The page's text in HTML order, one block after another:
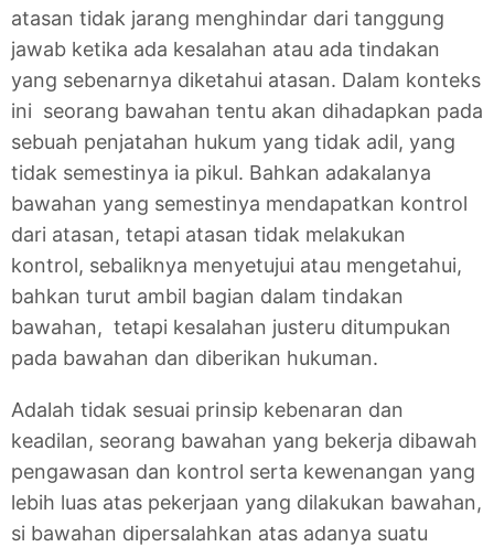
atasan tidak jarang menghindar dari tanggung
jawab ketika ada kesalahan atau ada tindakan
yang sebenarnya diketahui atasan. Dalam konteks
ini seorang bawahan tentu akan dihadapkan pada
sebuah penjatahan hukum yang tidak adil, yang
tidak semestinya ia pikul. Bahkan adakalanya
bawahan yang semestinya mendapatkan kontrol
dari atasan, tetapi atasan tidak melakukan
kontrol, sebaliknya menyetujui atau mengetahui,
bahkan turut ambil bagian dalam tindakan
bawahan, tetapi kesalahan justeru ditumpukan
pada bawahan dan diberikan hukuman.
Adalah tidak sesuai prinsip kebenaran dan
keadilan, seorang bawahan yang bekerja dibawah
pengawasan dan kontrol serta kewenangan yang
lebih luas atas pekerjaan yang dilakukan bawahan,
si bawahan dipersalahkan atas adanya suatu